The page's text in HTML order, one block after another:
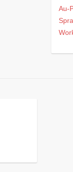
Au-